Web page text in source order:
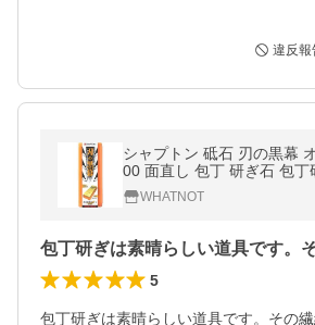
違反報
シャプトン 砥石 刃の黒幕
00 面直し 包丁 研ぎ石 包丁
ぎ器 包丁研ぎ器 刃物 荒 中
ー 4944509307023
WHATNOT
5
包丁研ぎは素晴らしい道具です。その